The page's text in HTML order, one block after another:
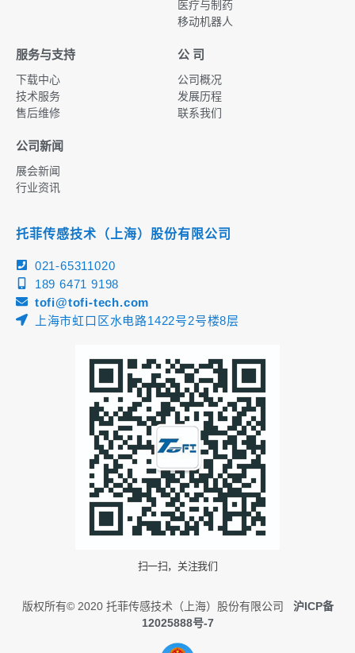
医疗与制药
移动机器人
服务与支持
下载中心
技术服务
售后维修
公 司
公司概况
发展历程
联系我们
公司新闻
展会新闻
行业资讯
托菲传感技术（上海）股份有限公司
021-65311020
189 6471 9198
tofi@tofi-tech.com
上海市虹口区水电路1422号2号楼8层
扫一扫，关注我们
版权所有© 2020 托菲传感技术（上海）股份有限公司
沪ICP备
12025888号-7